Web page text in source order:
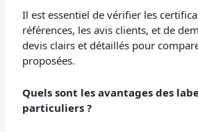
Il est essentiel de vérifier les
références, les avis clients, et de
devis clairs et détaillés pour
proposées.
Quels sont les avantages des
particuliers ?